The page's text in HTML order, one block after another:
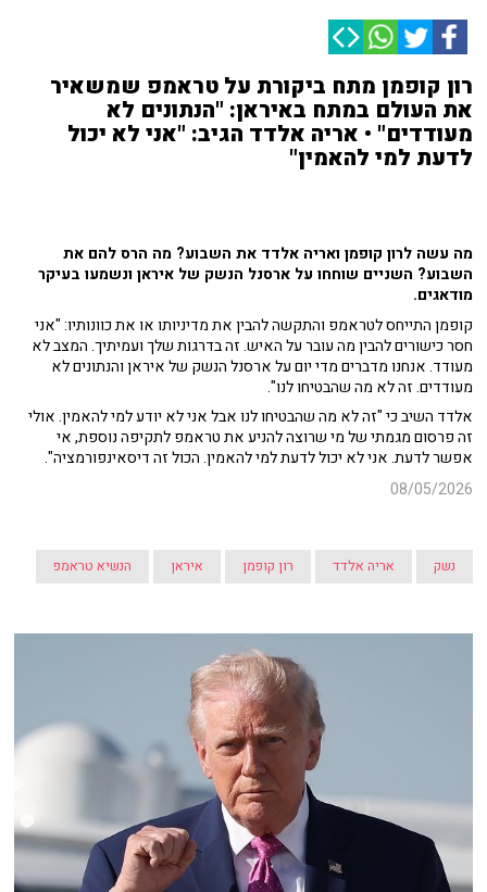
רון קופמן מתח ביקורת על טראמפ שמשאיר
את העולם במתח באיראן: "הנתונים לא
מעודדים" • אריה אלדד הגיב: "אני לא יכול
לדעת למי להאמין"
מה עשה לרון קופמן ואריה אלדד את השבוע? מה הרס להם את
השבוע? השניים שוחחו על ארסנל הנשק של איראן ונשמעו בעיקר
מודאגים.
קופמן התייחס לטראמפ והתקשה להבין את מדיניותו או את כוונותיו: "אני
חסר כישורים להבין מה עובר על האיש. זה בדרגות שלך ועמיתיך. המצב לא
מעודד. אנחנו מדברים מדי יום על ארסנל הנשק של איראן והנתונים לא
מעודדים. זה לא מה שהבטיחו לנו".
אלדד השיב כי "זה לא מה שהבטיחו לנו אבל אני לא יודע למי להאמין. אולי
זה פרסום מגמתי של מי שרוצה להניע את טראמפ לתקיפה נוספת, אי
אפשר לדעת. אני לא יכול לדעת למי להאמין. הכול זה דיסאינפורמציה".
08/05/2026
נשק אריה אלדד רון קופמן איראן הנשיא טראמפ